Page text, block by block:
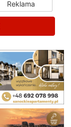
Reklama